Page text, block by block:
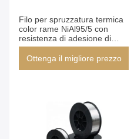
Filo per spruzzatura termica
color rame NiAl95/5 con
resistenza di adesione di
4300 Psi e norma BS
EN14640
Ottenga il migliore prezzo